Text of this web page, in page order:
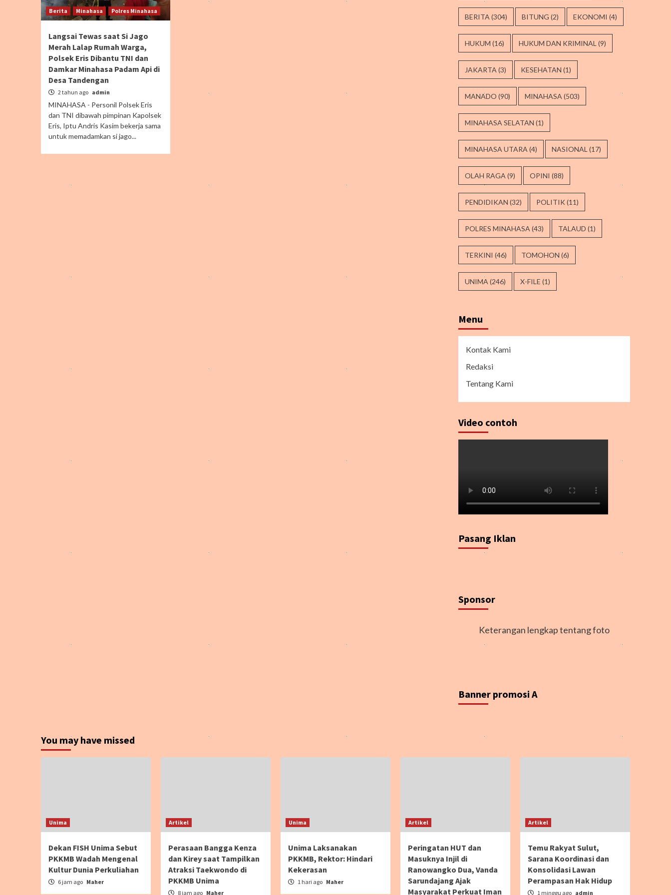
Berita Minahasa Polres Minahasa
Langsai Tewas saat Si Jago
Merah Lalap Rumah Warga,
Polsek Eris Dibantu TNI dan
Damkar Minahasa Padam Api di
Desa Tandengan
2 tahun ago admin
MINAHASA - Personil Polsek Eris
dan TNI dibawah pimpinan Kapolsek
Eris, Iptu Andris Kasim bekerja sama
untuk memadamkan si jago...
BERITA (304) BITUNG (2) EKONOMI (4)
HUKUM (16) HUKUM DAN KRIMINAL (9)
JAKARTA (3) KESEHATAN (1)
MANADO (90) MINAHASA (503)
MINAHASA SELATAN (1)
MINAHASA UTARA (4) NASIONAL (17)
OLAH RAGA (9) OPINI (88)
PENDIDIKAN (32) POLITIK (11)
POLRES MINAHASA (43) TALAUD (1)
TERKINI (46) TOMOHON (6)
UNIMA (246) X-FILE (1)
Menu
Kontak Kami
Redaksi
Tentang Kami
Video contoh
Pasang Iklan
Sponsor
Keterangan lengkap tentang foto
Banner promosi A
You may have missed
Unima
Dekan FISH Unima Sebut
PKKMB Wadah Mengenal
Kultur Dunia Perkuliahan
6 jam ago Maher
Artikel
Perasaan Bangga Kenza
dan Kirey saat Tampilkan
Atraksi Taekwondo di
PKKMB Unima
8 jam ago Maher
Unima
Unima Laksanakan
PKKMB, Rektor: Hindari
Kekerasan
1 hari ago Maher
Artikel
Peringatan HUT dan
Masuknya Injil di
Ranowangko Dua, Vanda
Sarundajang Ajak
Masyarakat Perkuat Iman
Artikel
Temu Rakyat Sulut,
Sarana Koordinasi dan
Konsolidasi Lawan
Perampasan Hak Hidup
1 minggu ago admin